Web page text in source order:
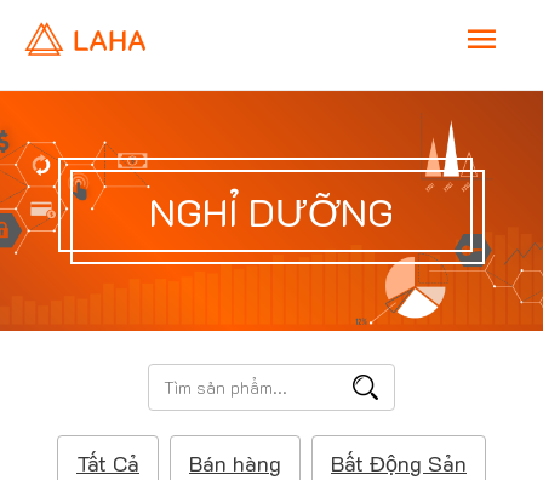
M
a
i
n
n
NGHỈ DƯỠNG
T
ì
m
Tất Cả Bán hàng Bất Động Sản